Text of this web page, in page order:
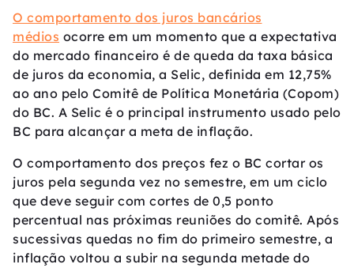
O comportamento dos juros bancários
médios ocorre em um momento que a expectativa
do mercado financeiro é de queda da taxa básica
de juros da economia, a Selic, definida em 12,75%
ao ano pelo Comitê de Política Monetária (Copom)
do BC. A Selic é o principal instrumento usado pelo
BC para alcançar a meta de inflação.
O comportamento dos preços fez o BC cortar os
juros pela segunda vez no semestre, em um ciclo
que deve seguir com cortes de 0,5 ponto
percentual nas próximas reuniões do comitê. Após
sucessivas quedas no fim do primeiro semestre, a
inflação voltou a subir na segunda metade do